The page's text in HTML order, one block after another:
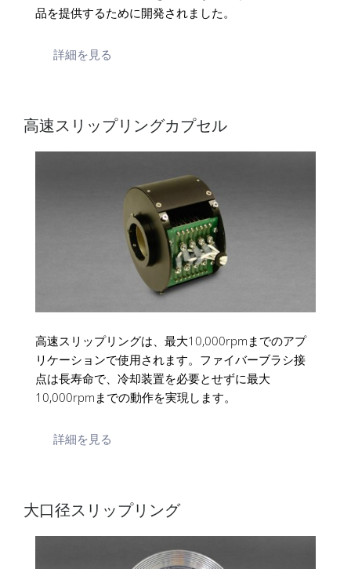
品を提供するために開発されました。
詳細を見る
高速スリップリングカプセル
高速スリップリングは、最大10,000rpmまでのアプ
リケーションで使用されます。ファイバーブラシ接
点は長寿命で、冷却装置を必要とせずに最大
10,000rpmまでの動作を実現します。
詳細を見る
大口径スリップリング